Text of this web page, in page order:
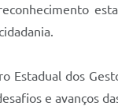
dos
e avanços